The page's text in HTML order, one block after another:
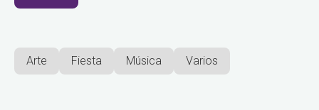
Arte Fiesta Música Varios